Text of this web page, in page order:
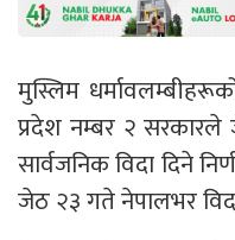
मुस्लिम
प्रदेश नम्बर २
सार्वजनिक विदा दिने
जेठ २३ गते नेपालभर